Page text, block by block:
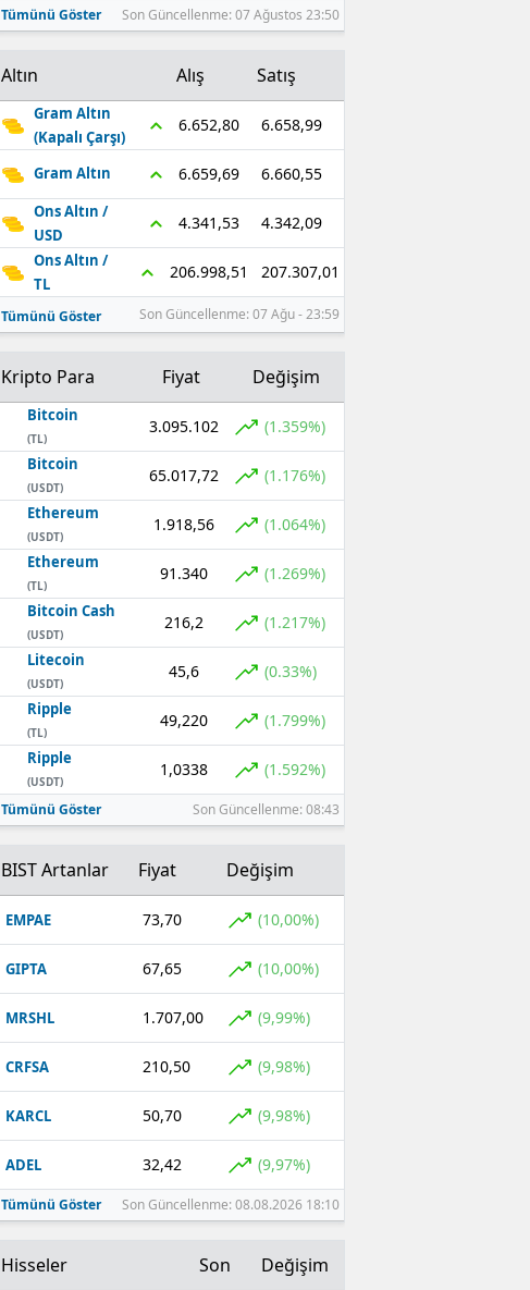
Tümünü Göster Son Güncellenme: 07 Ağustos 23:50
Altın Alış Satış
Gram Altın
(Kapalı Çarşı)
6.652,80 6.658,99
Gram Altın 6.659,69 6.660,55
Ons Altın /
USD
4.341,53 4.342,09
Ons Altın /
TL
206.998,51 207.307,01
Tümünü Göster Son Güncellenme: 07 Ağu - 23:59
Kripto Para Fiyat Değişim
Bitcoin
(TL)
3.095.102 (1.359%)
Bitcoin
(USDT)
65.017,72 (1.176%)
Ethereum
(USDT)
1.918,56 (1.064%)
Ethereum
(TL)
91.340 (1.269%)
Bitcoin Cash
(USDT)
216,2 (1.217%)
Litecoin
(USDT)
45,6 (0.33%)
Ripple
(TL)
49,220 (1.799%)
Ripple
(USDT)
1,0338 (1.592%)
Tümünü Göster Son Güncellenme: 08:43
BIST Artanlar Fiyat Değişim
EMPAE 73,70 (10,00%)
GIPTA 67,65 (10,00%)
MRSHL 1.707,00 (9,99%)
CRFSA 210,50 (9,98%)
KARCL 50,70 (9,98%)
ADEL 32,42 (9,97%)
Tümünü Göster Son Güncellenme: 08.08.2026 18:10
Hisseler Son Değişim